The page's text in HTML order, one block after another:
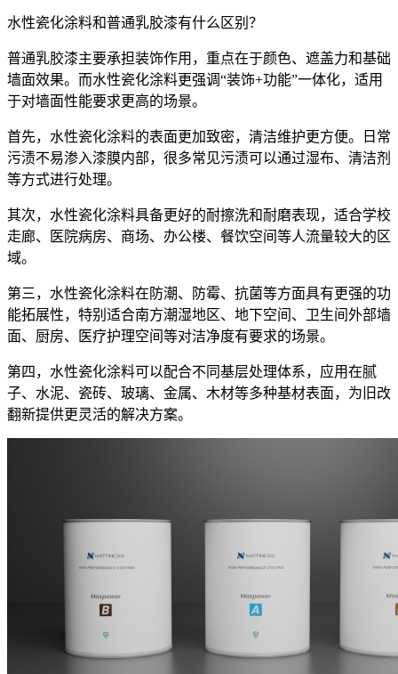
水性瓷化涂料和普通乳胶漆有什么区别？
普通乳胶漆主要承担装饰作用，重点在于颜色、遮盖力和基础
墙面效果。而水性瓷化涂料更强调“装饰+功能”一体化，适用
于对墙面性能要求更高的场景。
首先，水性瓷化涂料的表面更加致密，清洁维护更方便。日常
污渍不易渗入漆膜内部，很多常见污渍可以通过湿布、清洁剂
等方式进行处理。
其次，水性瓷化涂料具备更好的耐擦洗和耐磨表现，适合学校
走廊、医院病房、商场、办公楼、餐饮空间等人流量较大的区
域。
第三，水性瓷化涂料在防潮、防霉、抗菌等方面具有更强的功
能拓展性，特别适合南方潮湿地区、地下空间、卫生间外部墙
面、厨房、医疗护理空间等对洁净度有要求的场景。
第四，水性瓷化涂料可以配合不同基层处理体系，应用在腻
子、水泥、瓷砖、玻璃、金属、木材等多种基材表面，为旧改
翻新提供更灵活的解决方案。